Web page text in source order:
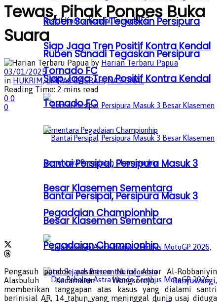
Ruben Sanadi Tegaskan Persipura
Siap Jaga Tren Positif Kontra Kendal
Tornado FC
Bantai Persipal, Persipura Masuk 3
Besar Klasemen Sementara
Pegadaian Championhip
Ruben Sanadi Tegaskan Persipura
Siap Jaga Tren Positif Kontra Kendal
Tornado FC
Bantai Persipal, Persipura Masuk 3
Besar Klasemen Sementara
Pegadaian Championhip
Tewas, Pihak Ponpes Buka
Suara
by Harian Terbaru Papua
03/01/2025
in HUKRIM,LINTAS DAERAH,NASIONAL
Reading Time: 2 mins read
0 0
0
Pengasuh pondok pesantren Nurul Abror Al-Robbaniyin
Alasbuluh Kecamatan Wongsorejo,Banyuwangi,
memberikan tanggapan atas kasus yang dialami santri
berinisial AR, 14 tahun yang meninggal dunia usai diduga